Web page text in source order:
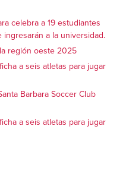
celebra a 19 estudiantes
a la universidad.
región oeste 2025
a seis atletas para jugar
Barbara Soccer Club
a seis atletas para jugar